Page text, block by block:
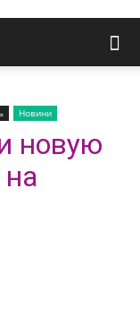
Новини
новую